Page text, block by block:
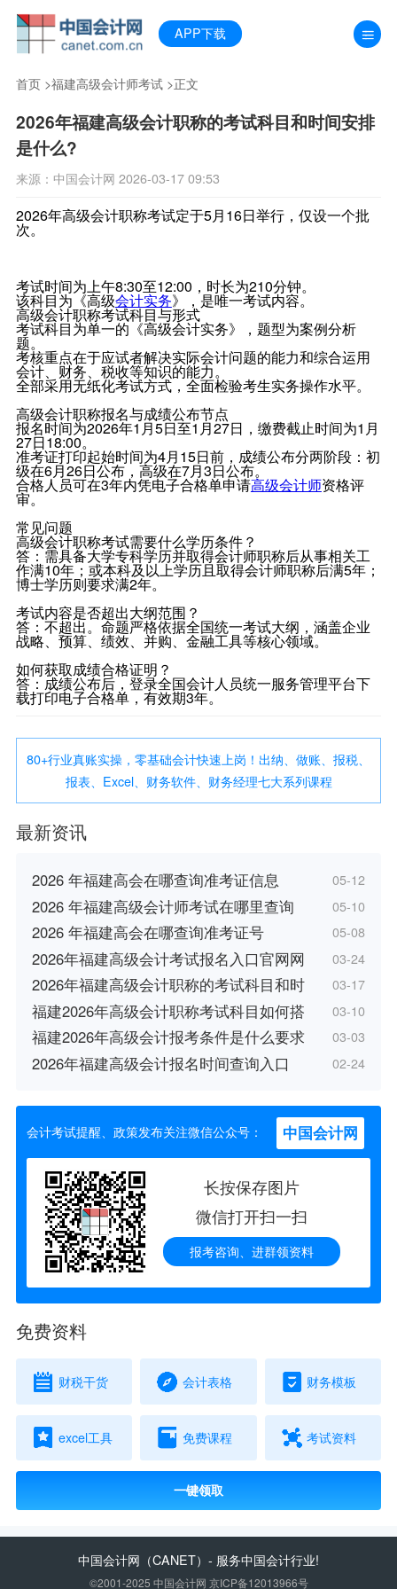
APP下载
首页>福建高级会计师考试>正文
2026年福建高级会计职称的考试科目和时间安排
是什么?
来源：中国会计网 2026-03-17 09:53
2026年高级会计职称考试定于5月16日举行，仅设一个批
次。
考试时间为上午8:30至12:00，时长为210分钟。
该科目为《高级会计实务》，是唯一考试内容。
高级会计职称考试科目与形式
考试科目为单一的《高级会计实务》，题型为案例分析
题。
考核重点在于应试者解决实际会计问题的能力和综合运用
会计、财务、税收等知识的能力。
全部采用无纸化考试方式，全面检验考生实务操作水平。
高级会计职称报名与成绩公布节点
报名时间为2026年1月5日至1月27日，缴费截止时间为1月
27日18:00。
准考证打印起始时间为4月15日前，成绩公布分两阶段：初
级在6月26日公布，高级在7月3日公布。
合格人员可在3年内凭电子合格单申请高级会计师资格评
审。
常见问题
高级会计职称考试需要什么学历条件？
答：需具备大学专科学历并取得会计师职称后从事相关工
作满10年；或本科及以上学历且取得会计师职称后满5年；
博士学历则要求满2年。
考试内容是否超出大纲范围？
答：不超出。命题严格依据全国统一考试大纲，涵盖企业
战略、预算、绩效、并购、金融工具等核心领域。
如何获取成绩合格证明？
答：成绩公布后，登录全国会计人员统一服务管理平台下
载打印电子合格单，有效期3年。
80+行业真账实操，零基础会计快速上岗！出纳、做账、报税、
报表、Excel、财务软件、财务经理七大系列课程
最新资讯
2026 年福建高会在哪查询准考证信息 05-12
2026 年福建高级会计师考试在哪里查询 05-10
2026 年福建高会在哪查询准考证号 05-08
2026年福建高级会计考试报名入口官网网 03-24
2026年福建高级会计职称的考试科目和时 03-17
福建2026年高级会计职称考试科目如何搭 03-10
福建2026年高级会计报考条件是什么要求 03-03
2026年福建高级会计报名时间查询入口 02-24
会计考试提醒、政策发布关注微信公众号： 中国会计网
长按保存图片
微信打开扫一扫
报考咨询、进群领资料
免费资料
财税干货 会计表格 财务模板
excel工具 免费课程 考试资料
一键领取
中国会计网 （CANET）- 服务中国会计行业!
©2001-2025 中国会计网 京ICP备12013966号